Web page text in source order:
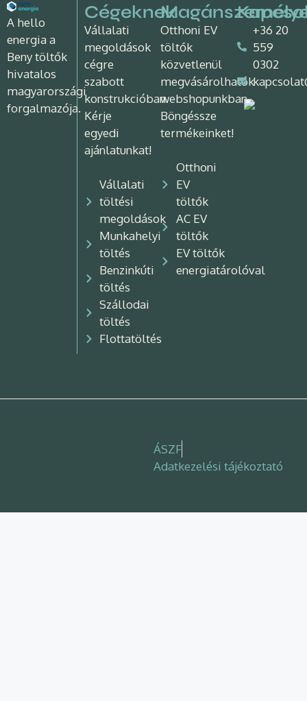
A hello
energia a
Beny töltők
hivatalos
magyarországi
forgalmazója.
Cégeknek
Vállalati
megoldások
cégre
szabott
konstrukcióban.
Kérje
egyedi
ajánlatunkat!
Vállalati
töltési
megoldások
Munkahelyi
töltés
Benzinkúti
töltés
Szállodai
töltés
Flottatöltés
Otthoni EV
töltők
közvetlenül
megvásárolhatók
webshopunkban.
Böngéssze
termékeinket!
Otthoni
EV
töltők
AC EV
töltők
EV töltők
energiatárolóval
+36 20
559
0302
ÁSZF
Adatkezelési tájékoztató